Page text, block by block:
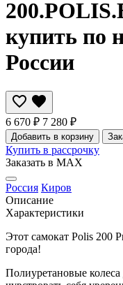
купить по
России
6 670 ₽ 7 280 ₽
Добавить в корзину
Купить в рассрочку
Заказать в MAX
Россия Киров
Описание
Характеристики
Этот самокат Polis 200
города!
Полиуретановые